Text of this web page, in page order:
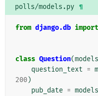
polls/models.py ¶
from django.db import
class Question(models
question_text =
200)
pub_date = models